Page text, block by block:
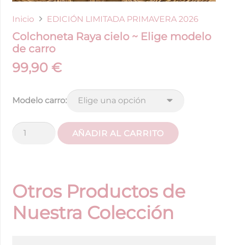
Inicio EDICIÓN LIMITADA PRIMAVERA 2026
Colchoneta Raya cielo ~ Elige modelo
de carro
99,90 €
Modelo carro:
Colchoneta
Elige
modelo
de
AÑADIR AL CARRITO
Otros Productos de
Nuestra Colección